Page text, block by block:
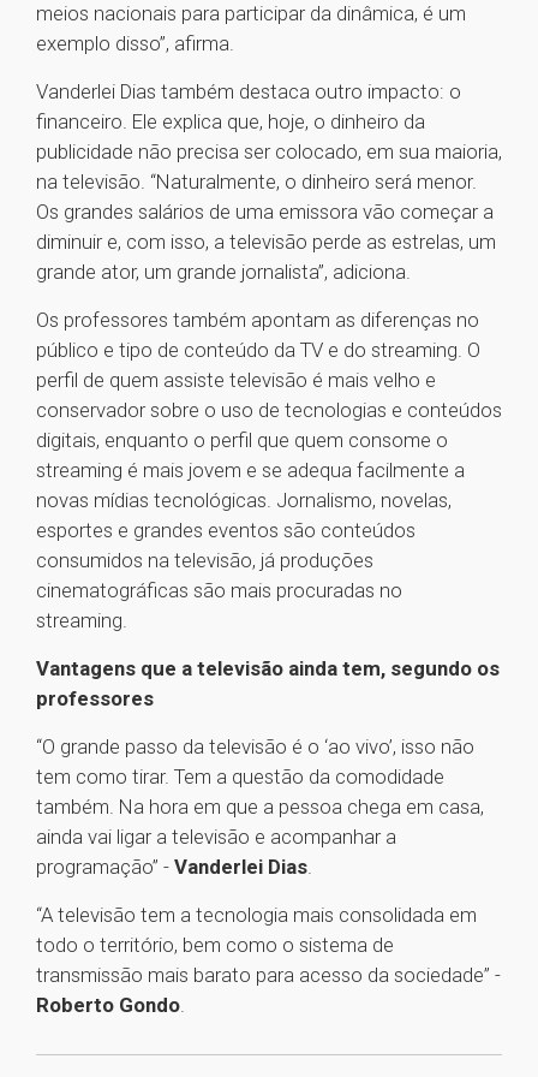
meios nacionais para participar da dinâmica, é um
exemplo disso”, afirma.
Vanderlei Dias também destaca outro impacto: o
financeiro. Ele explica que, hoje, o dinheiro da
publicidade não precisa ser colocado, em sua maioria,
na televisão. “Naturalmente, o dinheiro será menor.
Os grandes salários de uma emissora vão começar a
diminuir e, com isso, a televisão perde as estrelas, um
grande ator, um grande jornalista”, adiciona.
Os professores também apontam as diferenças no
público e tipo de conteúdo da TV e do streaming. O
perfil de quem assiste televisão é mais velho e
conservador sobre o uso de tecnologias e conteúdos
digitais, enquanto o perfil que quem consome o
streaming é mais jovem e se adequa facilmente a
novas mídias tecnológicas. Jornalismo, novelas,
esportes e grandes eventos são conteúdos
consumidos na televisão, já produções
cinematográficas são mais procuradas no
streaming.
Vantagens que a televisão ainda tem, segundo os
professores
“O grande passo da televisão é o ‘ao vivo’, isso não
tem como tirar. Tem a questão da comodidade
também. Na hora em que a pessoa chega em casa,
ainda vai ligar a televisão e acompanhar a
programação” - Vanderlei Dias.
“A televisão tem a tecnologia mais consolidada em
todo o território, bem como o sistema de
transmissão mais barato para acesso da sociedade” -
Roberto Gondo.